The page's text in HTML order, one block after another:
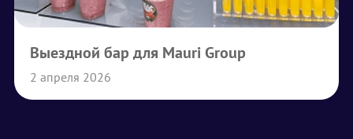
Выездной бар для Mauri Group
2 апреля 2026